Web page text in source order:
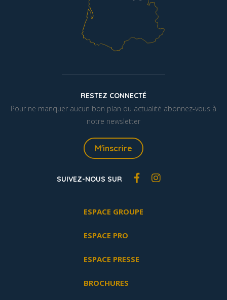
RESTEZ CONNECTÉ
Pour ne manquer aucun bon plan ou actualité abonnez-vous à
notre newsletter
M'inscrire
SUIVEZ-NOUS SUR
ESPACE GROUPE
ESPACE PRO
ESPACE PRESSE
BROCHURES